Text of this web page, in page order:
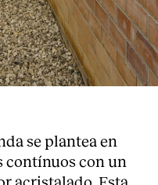
se plantea en
contínuos con un
acristalado. Esta